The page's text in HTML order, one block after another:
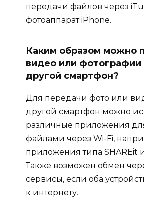
передачи файлов через
фотоаппарат iPhone.
Каким образом можно
видео или фотографии
другой смартфон?
Для передачи фото или
другой смартфон можно
различные приложения
файлами через Wi-Fi,
приложения типа SHAREit
Также возможен обмен
сервисы, если оба
к интернету.